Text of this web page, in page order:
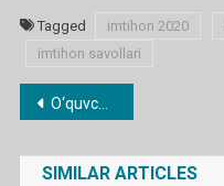
Tagged imtihon 2020
imtihon savollari
Post
menyusi
O‘quvchilarga uyda yakka tartibda ta’lim berish to‘g‘risida ma’lumot
SIMILAR ARTICLES